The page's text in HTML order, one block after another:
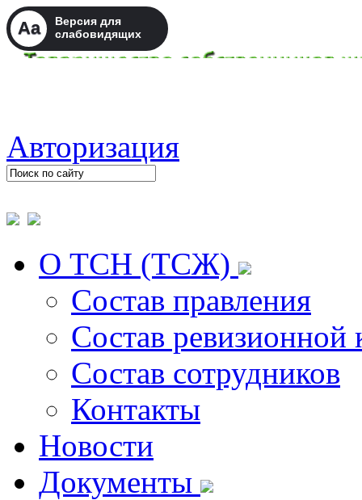
Aa
Версия для
слабовидящих
Авторизация
О ТСН (ТСЖ)
Состав правления
Состав ревизионной
Состав сотрудников
Контакты
Новости
Документы